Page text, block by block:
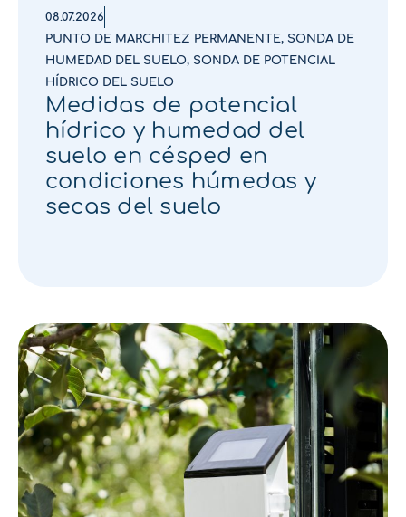
08.07.2026
PUNTO DE MARCHITEZ PERMANENTE, SONDA DE
HUMEDAD DEL SUELO, SONDA DE POTENCIAL
HÍDRICO DEL SUELO
Medidas de potencial
hídrico y humedad del
suelo en césped en
condiciones húmedas y
secas del suelo